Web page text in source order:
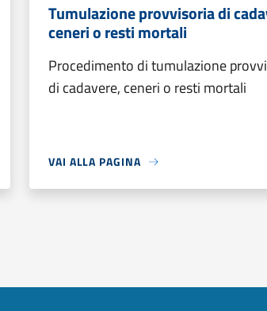
Tumulazione provvisoria di
ceneri o resti mortali
Procedimento di tumulazione
di cadavere, ceneri o resti mortali
VAI ALLA PAGINA